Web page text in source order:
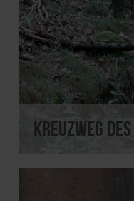
Kreuzweg